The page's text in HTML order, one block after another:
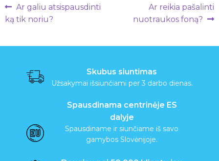
i
v
a
l
i
k
Navigacija
tarp
Ankstenis
įrašas:
Ar galiu atsispausdinti
ką tik noriu?
Naujesnis
įrašas:
Ar reikia pašalinti
nuotraukos foną?
Skubus siuntimas
Užsakymai išsiunčiami per 3 darbo dienas.
Spausdinama centrinėje ES
dalyje
Spausdiname ir siunčiame iš savo
gamybos Slovėnijoje.